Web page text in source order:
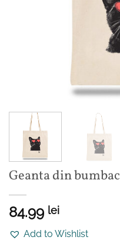
Geanta din
84.99 lei
Add to Wishlist